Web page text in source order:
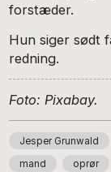
forstæder.
Hun siger sødt
redning.
Foto: Pixabay.
Jesper Grunwald
mand oprør